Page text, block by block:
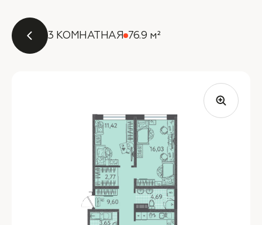
3 КОМНАТНАЯ 76.9 м²